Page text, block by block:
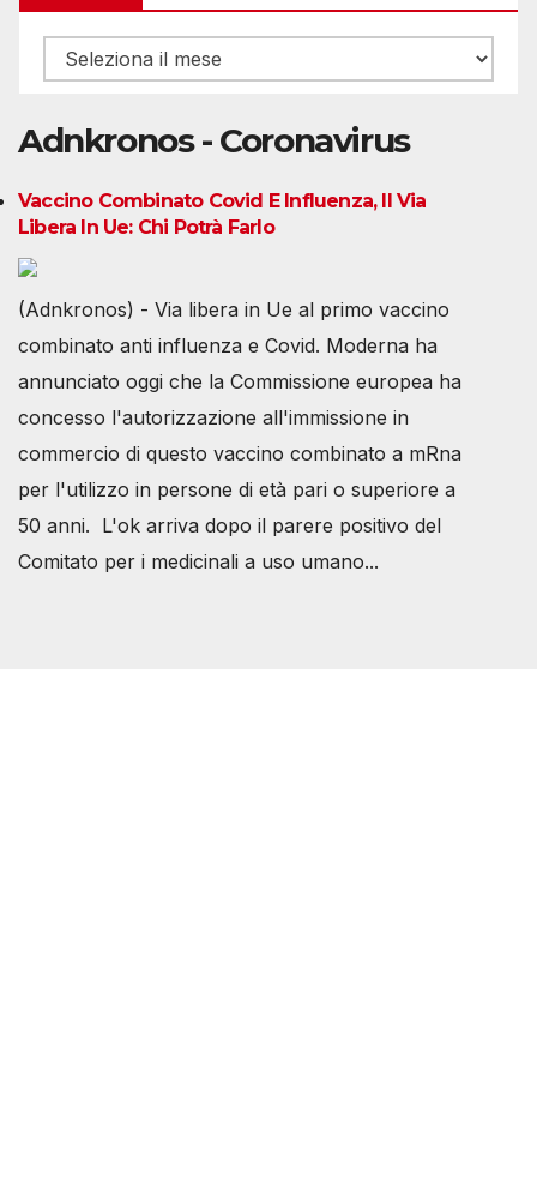
Archivio
Adnkronos - Coronavirus
Vaccino Combinato Covid E Influenza, Il Via
Libera In Ue: Chi Potrà Farlo
(Adnkronos) - Via libera in Ue al primo vaccino
combinato anti influenza e Covid. Moderna ha
annunciato oggi che la Commissione europea ha
concesso l'autorizzazione all'immissione in
commercio di questo vaccino combinato a mRna
per l'utilizzo in persone di età pari o superiore a
50 anni. L'ok arriva dopo il parere positivo del
Comitato per i medicinali a uso umano...